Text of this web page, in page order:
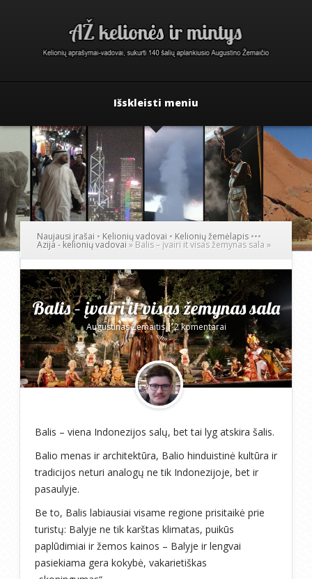
Išskleisti meniu
Naujausi įrašai • Kelionių vadovai • Kelionių žemėlapis •••
Azija - kelionių vadovai »Balis – įvairi it visas žemynas sala »
Balis – įvairi it visas žemynas sala
Augustinas Žemaitis|2 komentarai
Balis – viena Indonezijos salų, bet tai lyg atskira šalis.
Balio menas ir architektūra, Balio hinduistinė kultūra ir
tradicijos neturi analogų ne tik Indonezijoje, bet ir
pasaulyje.
Be to, Balis labiausiai visame regione prisitaikė prie
turistų: Balyje ne tik karštas klimatas, puikūs
paplūdimiai ir žemos kainos – Balyje ir lengvai
pasiekiama gera kokybė, vakarietiškas